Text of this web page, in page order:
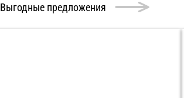
Выгодные предложения